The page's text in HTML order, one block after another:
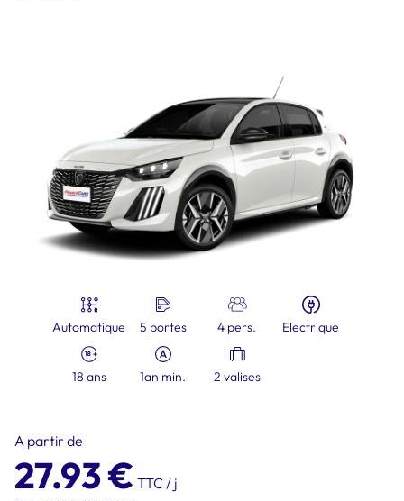
Automatique 5 portes 4 pers. Electrique
18 ans 1an min. 2 valises
A partir de
27.93 € TTC / j